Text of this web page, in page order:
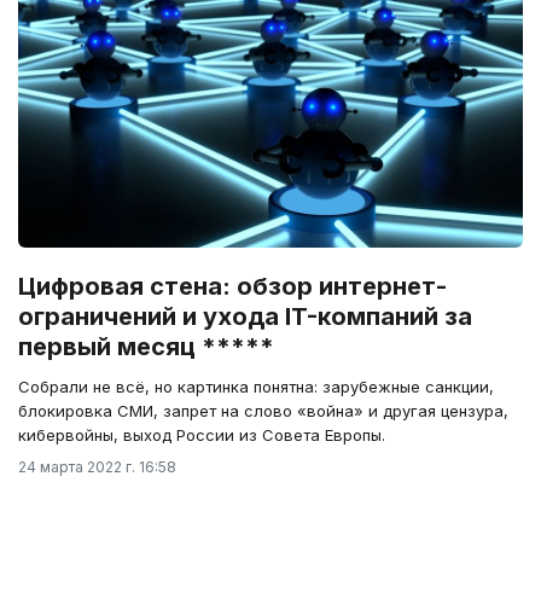
Цифровая стена: обзор интернет-
ограничений и ухода IT-компаний за
первый месяц *****
Собрали не всё, но картинка понятна: зарубежные санкции,
блокировка СМИ, запрет на слово «война» и другая цензура,
кибервойны, выход России из Совета Европы.
24 марта 2022 г. 16:58